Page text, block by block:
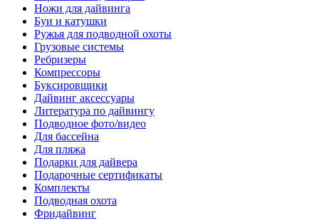
Ножи для дайвинга
Буи и катушки
Ружья для подводной охоты
Грузовые системы
Ребризеры
Компрессоры
Буксировщики
Дайвинг аксессуары
Литература по дайвингу
Подводное фото/видео
Для бассейна
Для пляжа
Подарки для дайвера
Подарочные сертификаты
Комплекты
Подводная охота
Фридайвинг